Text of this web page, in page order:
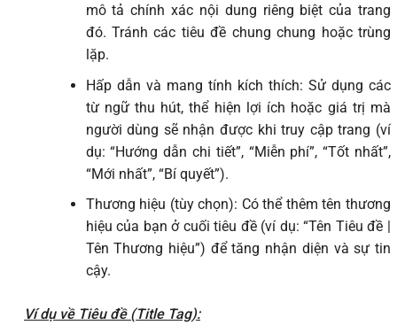
mô tả chính xác nội dung riêng biệt của trang
đó. Tránh các tiêu đề chung chung hoặc trùng
lặp.
Hấp dẫn và mang tính kích thích: Sử dụng các
từ ngữ thu hút, thể hiện lợi ích hoặc giá trị mà
người dùng sẽ nhận được khi truy cập trang (ví
dụ: “Hướng dẫn chi tiết”, “Miễn phí”, “Tốt nhất”,
“Mới nhất”, “Bí quyết”).
Thương hiệu (tùy chọn): Có thể thêm tên thương
hiệu của bạn ở cuối tiêu đề (ví dụ: “Tên Tiêu đề |
Tên Thương hiệu”) để tăng nhận diện và sự tin
cậy.
Ví dụ về Tiêu đề (Title Tag):